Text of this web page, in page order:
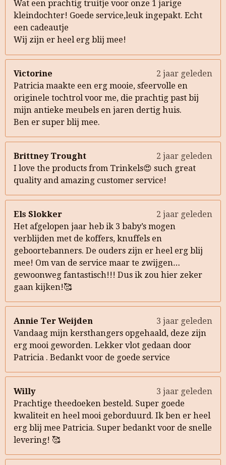
Wat een prachtig truitje voor onze 1 jarige
kleindochter! Goede service,leuk ingepakt. Echt
een cadeautje
Wij zijn er heel erg blij mee!
Victorine
2 jaar geleden
Patricia maakte een erg mooie, sfeervolle en
originele tochtrol voor me, die prachtig past bij
mijn antieke meubels en jaren dertig huis.
Ben er super blij mee.
Brittney Trought
2 jaar geleden
I love the products from Trinkels😍 such great
quality and amazing customer service!
Els Slokker
2 jaar geleden
Het afgelopen jaar heb ik 3 baby’s mogen
verblijden met de koffers, knuffels en
geboortebanners. De ouders zijn er heel erg blij
mee! Om van de service maar te zwijgen…
gewoonweg fantastisch!!! Dus ik zou hier zeker
gaan kijken!🥰
Annie Ter Weijden
3 jaar geleden
Vandaag mijn kersthangers opgehaald, deze zijn
erg mooi geworden. Lekker vlot gedaan door
Patricia . Bedankt voor de goede service
Willy
3 jaar geleden
Prachtige theedoeken besteld. Super goede
kwaliteit en heel mooi geborduurd. Ik ben er heel
erg blij mee Patricia. Super bedankt voor de snelle
levering! 🥰